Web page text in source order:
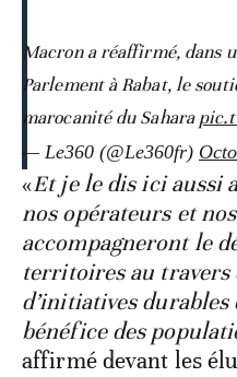
Macron a réaffirmé, dans
Parlement à Rabat, le
marocanité du Sahara
— Le360 (@Le360fr)
«Et je le dis ici aussi
nos opérateurs et
accompagneront le
territoires au travers
d’initiatives
bénéfice des
affirmé devant les